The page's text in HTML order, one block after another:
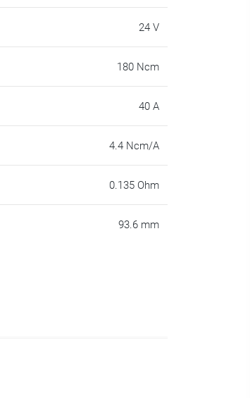
24 V
180 Ncm
40 A
4.4 Ncm/A
0.135 Ohm
93.6 mm